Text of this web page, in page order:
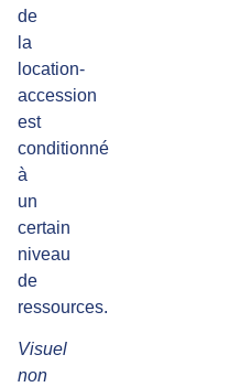
de
la
location-
accession
est
conditionné
à
un
certain
niveau
de
ressources.
Visuel
non